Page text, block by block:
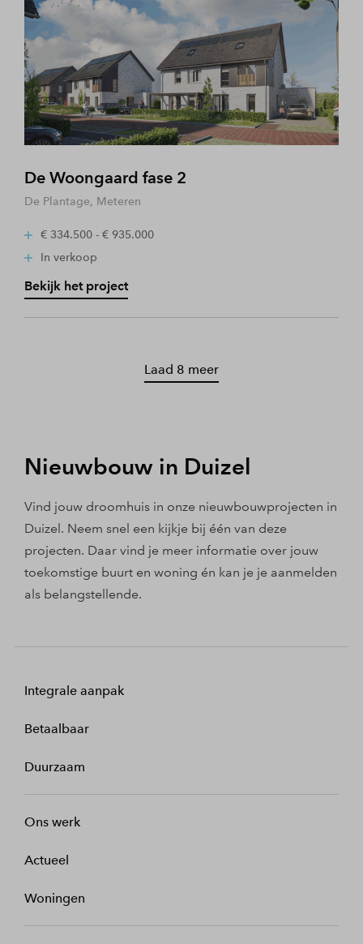
De Woongaard fase 2
De Plantage, Meteren
€ 334.500 - € 935.000
In verkoop
Bekijk het project
Laad 8 meer
Nieuwbouw in Duizel
Vind jouw droomhuis in onze nieuwbouwprojecten in
Duizel. Neem snel een kijkje bij één van deze
projecten. Daar vind je meer informatie over jouw
toekomstige buurt en woning én kan je je aanmelden
als belangstellende.
Integrale aanpak
Betaalbaar
Duurzaam
Ons werk
Actueel
Woningen